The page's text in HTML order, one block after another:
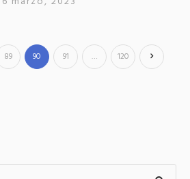
89 90 91 … 120